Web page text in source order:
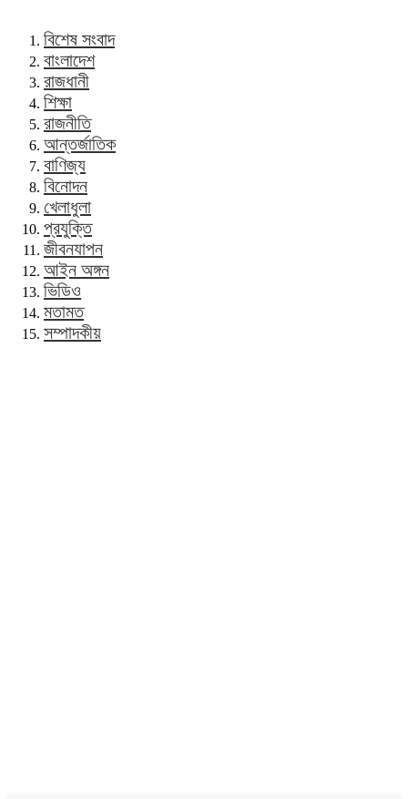
বিশেষ সংবাদ
বাংলাদেশ
রাজধানী
শিক্ষা
রাজনীতি
আন্তর্জাতিক
বাণিজ্য
বিনোদন
খেলাধুলা
প্রযুক্তি
জীবনযাপন
আইন অঙ্গন
ভিডিও
মতামত
সম্পাদকীয়